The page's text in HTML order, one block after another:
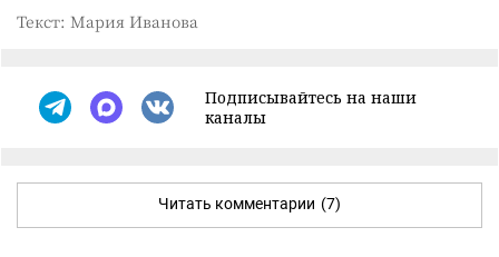
Текст: Мария Иванова
Подписывайтесь на наши
каналы
Читать комментарии (7)